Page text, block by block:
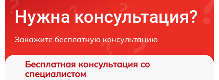
Нужна консультация?
Закажите бесплатную консультацию
Бесплатная консультация со
специалистом